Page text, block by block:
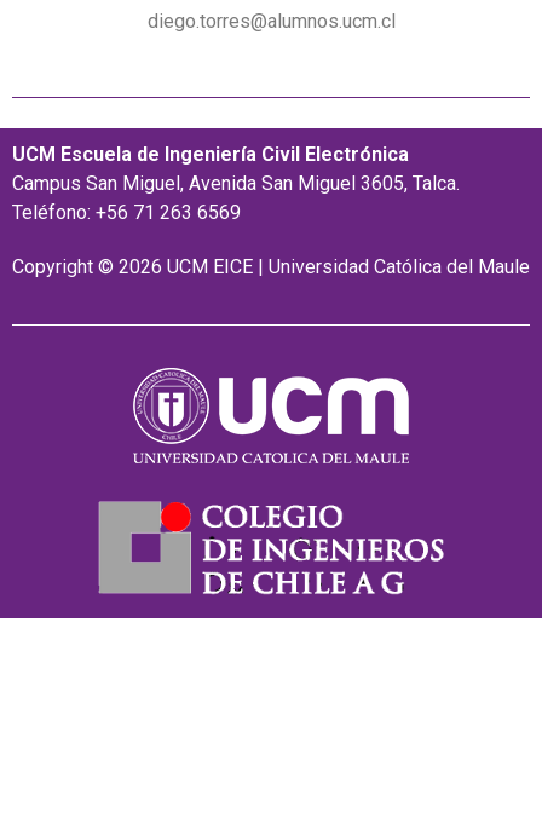
diego.torres@alumnos.ucm.cl
UCM Escuela de Ingeniería Civil Electrónica
Campus San Miguel, Avenida San Miguel 3605, Talca.
Teléfono: +56 71 263 6569
Copyright © 2026 UCM EICE | Universidad Católica del Maule